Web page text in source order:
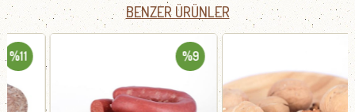
BENZER ÜRÜNLER